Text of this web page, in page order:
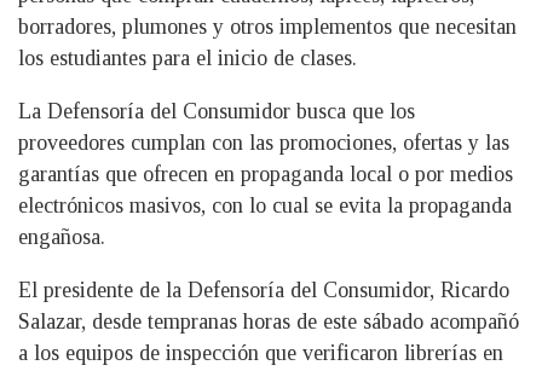
borradores, plumones y otros implementos que necesitan
los estudiantes para el inicio de clases.
La Defensoría del Consumidor busca que los
proveedores cumplan con las promociones, ofertas y las
garantías que ofrecen en propaganda local o por medios
electrónicos masivos, con lo cual se evita la propaganda
engañosa.
El presidente de la Defensoría del Consumidor, Ricardo
Salazar, desde tempranas horas de este sábado acompañó
a los equipos de inspección que verificaron librerías en